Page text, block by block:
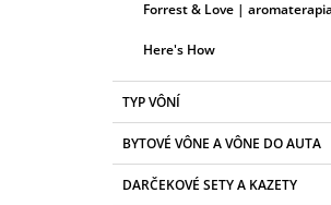
Forrest & Love | aromaterapia
Here's How
TYP VÔNÍ
BYTOVÉ VÔNE A VÔNE DO AUTA
DARČEKOVÉ SETY A KAZETY